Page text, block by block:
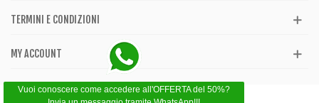
TERMINI E CONDIZIONI
MY ACCOUNT
Vuoi conoscere come accedere all'OFFERTA del 50%?